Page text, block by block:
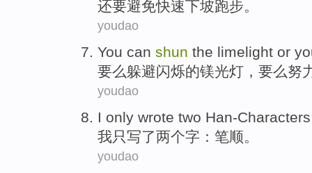
还要避免快速下坡跑步。
youdao
You can shun the limelight or
要么躲避闪烁的镁光灯 ，要么努
youdao
I only wrote two Han-Characters
我只写了两个字 ：笔顺。
youdao